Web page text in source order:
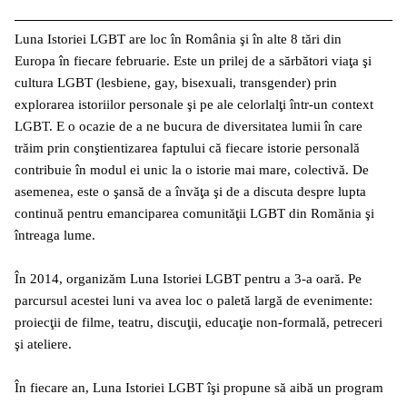
Luna Istoriei LGBT are loc în România şi în alte 8 tări din
Europa în fiecare februarie. Este un prilej de a sărbători viaţa şi
cultura LGBT (lesbiene, gay, bisexuali, transgender) prin
explorarea istoriilor personale şi pe ale celorlalţi într-un context
LGBT. E o ocazie de a ne bucura de diversitatea lumii în care
trăim prin conştientizarea faptului că fiecare istorie personală
contribuie în modul ei unic la o istorie mai mare, colectivă. De
asemenea, este o şansă de a învăţa şi de a discuta despre lupta
continuă pentru emanciparea comunităţii LGBT din Romănia şi
întreaga lume.
În 2014, organizăm Luna Istoriei LGBT pentru a 3-a oară. Pe
parcursul acestei luni va avea loc o paletă largă de evenimente:
proiecţii de filme, teatru, discuţii, educaţie non-formală, petreceri
şi ateliere.
În fiecare an, Luna Istoriei LGBT îşi propune să aibă un program